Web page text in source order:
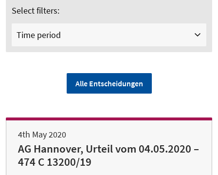
Select filters:
Time period
Alle Entscheidungen
4th May 2020
AG Hannover, Urteil vom 04.05.2020 –
474 C 13200/19